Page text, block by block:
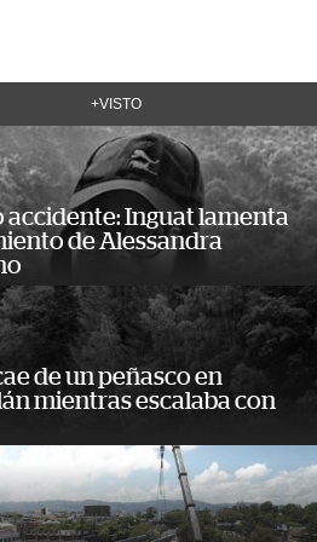
+VISTO
accidente: Inguat lamenta
de Alessandra
de un peñasco en
mientras escalaba con